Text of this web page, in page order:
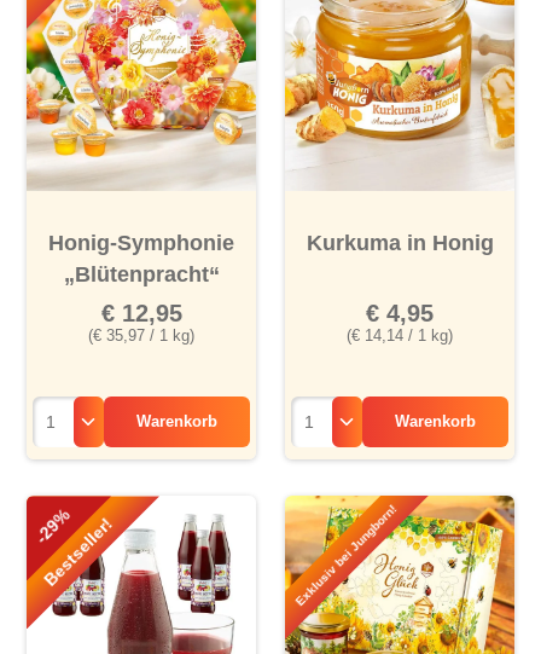
Honig-Symphonie
„Blütenpracht“
(€ 35,97 / 1 kg)
€ 12,95
Warenkorb
Kurkuma in Honig
(€ 14,14 / 1 kg)
€ 4,95
Warenkorb
-29%
Bestseller! Exklusiv bei Jungborn!